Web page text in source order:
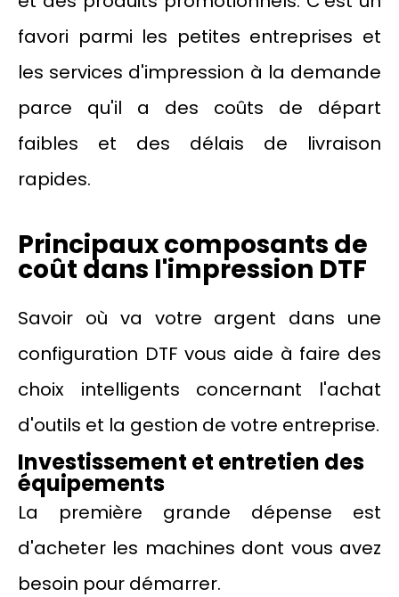
favori parmi les petites entreprises et
les services d'impression à la demande
parce qu'il a des coûts de départ
faibles et des délais de livraison
rapides.
Principaux composants de
coût dans l'impression DTF
Savoir où va votre argent dans une
configuration DTF vous aide à faire des
choix intelligents concernant l'achat
d'outils et la gestion de votre entreprise.
Investissement et entretien des
équipements
La première grande dépense est
d'acheter les machines dont vous avez
besoin pour démarrer.